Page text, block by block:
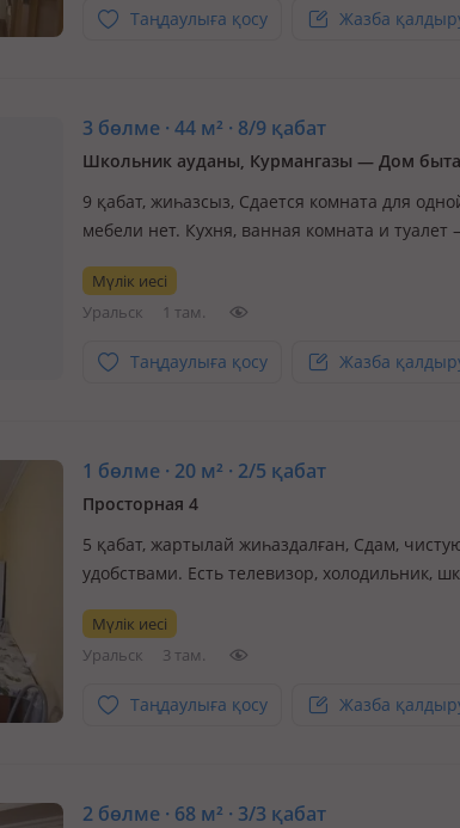
Таңдаулыға қосу Жазба
3 бөлме · 44 м² · 8/9 қабат
Школьник ауданы, Курмангазы — Дом быта
9 қабат, жиһазсыз, Сдается комната для
мебели нет. Кухня, ванная комната и
вредных привычек. По всем вопросам
звоните
Мүлік иесі
Уральск
1 там.
Таңдаулыға қосу Жазба
1 бөлме · 20 м² · 2/5 қабат
Просторная 4
5 қабат, жартылай жиһаздалған, Сдам,
удобствами. Есть телевизор, холодильник,
номерам или звонок!
Мүлік иесі
Уральск
3 там.
Таңдаулыға қосу Жазба
2 бөлме · 68 м² · 3/3 қабат